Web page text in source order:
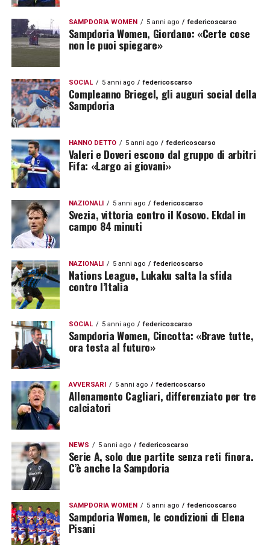
SAMPDORIA WOMEN 5 anni ago federicoscarso
Sampdoria Women, Giordano: «Certe cose
non le puoi spiegare»
SOCIAL 5 anni ago federicoscarso
Compleanno Briegel, gli auguri social della
Sampdoria
HANNO DETTO 5 anni ago federicoscarso
Valeri e Doveri escono dal gruppo di arbitri
Fifa: «Largo ai giovani»
NAZIONALI 5 anni ago federicoscarso
Svezia, vittoria contro il Kosovo. Ekdal in
campo 84 minuti
NAZIONALI 5 anni ago federicoscarso
Nations League, Lukaku salta la sfida
contro l’Italia
SOCIAL 5 anni ago federicoscarso
Sampdoria Women, Cincotta: «Brave tutte,
ora testa al futuro»
AVVERSARI 5 anni ago federicoscarso
Allenamento Cagliari, differenziato per tre
calciatori
NEWS 5 anni ago federicoscarso
Serie A, solo due partite senza reti finora.
C’è anche la Sampdoria
SAMPDORIA WOMEN 5 anni ago federicoscarso
Sampdoria Women, le condizioni di Elena
Pisani